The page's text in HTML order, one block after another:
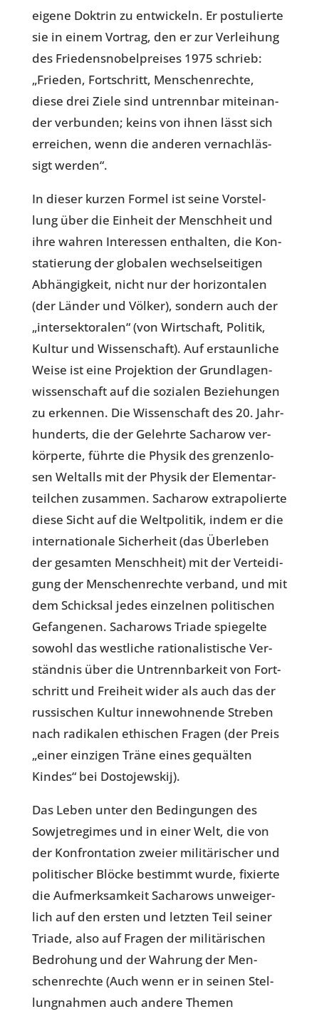
eigene Doktrin zu ent­wi­ckeln. Er pos­tu­lierte
sie in einem Vortrag, den er zur Ver­lei­hung
des Frie­dens­no­bel­prei­ses 1975 schrieb:
„Frieden, Fort­schritt, Men­schen­rechte,
diese drei Ziele sind untrenn­bar mit­ein­an­
der ver­bun­den; keins von ihnen lässt sich
errei­chen, wenn die anderen ver­nach­läs­
sigt werden“.
In dieser kurzen Formel ist seine Vor­stel­
lung über die Einheit der Mensch­heit und
ihre wahren Inter­es­sen ent­hal­ten, die Kon­
sta­tie­rung der glo­ba­len wech­sel­sei­ti­gen
Abhän­gig­keit, nicht nur der hori­zon­ta­len
(der Länder und Völker), sondern auch der
„inter­sek­to­ra­len“ (von Wirt­schaft, Politik,
Kultur und Wis­sen­schaft). Auf erstaun­li­che
Weise ist eine Pro­jek­tion der Grund­la­gen­
wis­sen­schaft auf die sozia­len Bezie­hun­gen
zu erken­nen. Die Wis­sen­schaft des 20. Jahr­
hun­derts, die der Gelehrte Sach­a­row ver­
kör­perte, führte die Physik des gren­zen­lo­
sen Welt­alls mit der Physik der Ele­men­tar­
teil­chen zusam­men. Sach­a­row extra­po­lierte
diese Sicht auf die Welt­po­li­tik, indem er die
inter­na­tio­nale Sicher­heit (das Über­le­ben
der gesam­ten Mensch­heit) mit der Ver­tei­di­
gung der Men­schen­rechte verband, und mit
dem Schick­sal jedes ein­zel­nen poli­ti­schen
Gefan­ge­nen. Sach­a­rows Triade spie­gelte
sowohl das west­li­che ratio­na­lis­ti­sche Ver­
ständ­nis über die Untrenn­bar­keit von Fort­
schritt und Frei­heit wider als auch das der
rus­si­schen Kultur inne­woh­nende Streben
nach radi­ka­len ethi­schen Fragen (der Preis
„einer ein­zi­gen Träne eines gequäl­ten
Kindes“ bei Dostojewskij).
Das Leben unter den Bedin­gun­gen des
Sowjet­re­gimes und in einer Welt, die von
der Kon­fron­ta­tion zweier mili­tä­ri­scher und
poli­ti­scher Blöcke bestimmt wurde, fixierte
die Auf­merk­sam­keit Sach­a­rows unwei­ger­
lich auf den ersten und letzten Teil seiner
Triade, also auf Fragen der mili­tä­ri­schen
Bedro­hung und der Wahrung der Men­
schen­rechte (Auch wenn er in seinen Stel­
lung­nah­men auch andere Themen